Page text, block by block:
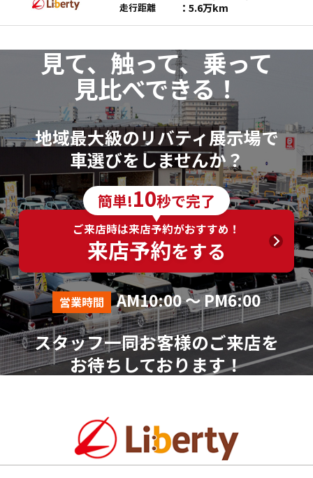
走行距離 5.6万km
見て、触って、乗って
見比べできる！
地域最大級のリバティ展示場で
車選びをしませんか？
簡単!10秒で完了
ご来店時は来店予約がおすすめ！
来店予約をする
営業時間 AM10:00 ～ PM6:00
スタッフ一同お客様のご来店を
お待ちしております！